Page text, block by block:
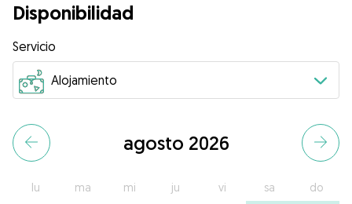
Disponibilidad
Servicio
agosto 2026
lu ma mi ju vi sa do